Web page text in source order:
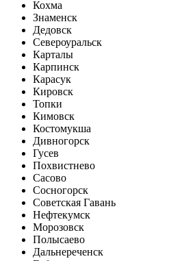
Кохма
Знаменск
Дедовск
Североуральск
Карталы
Карпинск
Карасук
Кировск
Топки
Кимовск
Костомукша
Дивногорск
Гусев
Похвистнево
Сасово
Сосногорск
Советская Гавань
Нефтекумск
Морозовск
Полысаево
Дальнереченск